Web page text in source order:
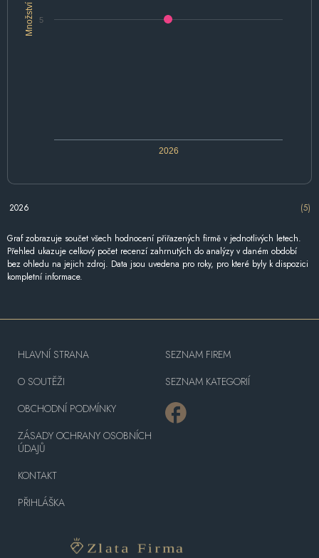
Množství
2026
5
2026 (5)
Graf zobrazuje součet všech hodnocení přiřazených firmě v jednotlivých letech.
Přehled ukazuje celkový počet recenzí zahrnutých do analýzy v daném období
bez ohledu na jejich zdroj. Data jsou uvedena pro roky, pro které byly k dispozici
kompletní informace.
HLAVNÍ STRANA
O SOUTĚŽI
OBCHODNÍ PODMÍNKY
ZÁSADY OCHRANY OSOBNÍCH
ÚDAJŮ
KONTAKT
PŘIHLÁŠKA
SEZNAM FIREM
SEZNAM KATEGORIÍ